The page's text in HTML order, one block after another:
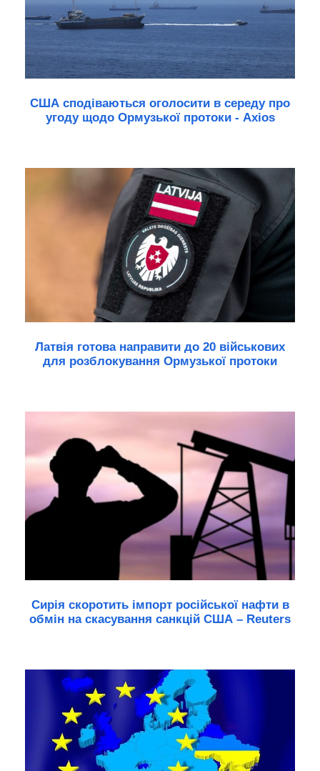
США сподіваються оголосити в середу про
угоду щодо Ормузької протоки - Axios
Латвія готова направити до 20 військових
для розблокування Ормузької протоки
Сирія скоротить імпорт російської нафти в
обмін на скасування санкцій США – Reuters